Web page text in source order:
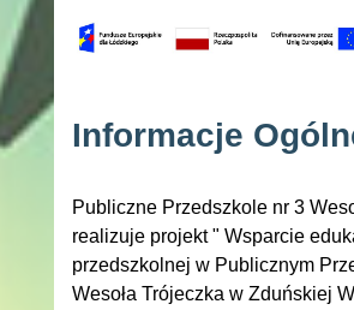
Informacje
Publiczne Przedszkole nr 3
realizuje projekt " Wsparcie
przedszkolnej w Publicznym
Wesoła Trójeczka w Zduńskiej